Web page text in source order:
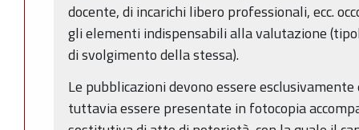
docente, di incarichi libero professionali, ecc.
gli elementi indispensabili alla valutazione
di svolgimento della stessa).
Le pubblicazioni devono essere
tuttavia essere presentate in fotocopia